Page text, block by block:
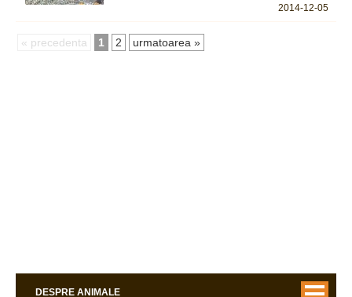
2014-12-05
« precedenta 1 2 urmatoarea »
DESPRE ANIMALE